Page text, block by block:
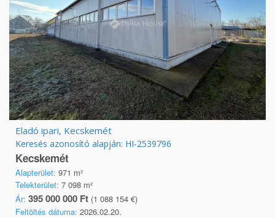
Eladó ipari, Kecskemét
Keresés azonosító alapján: HI-2539796
Kecskemét
Alapterület: 971 m²
Telekterület: 7 098 m²
Ár: 395 000 000 Ft (1 088 154 €)
Feltöltés dátuma: 2026.02.20.